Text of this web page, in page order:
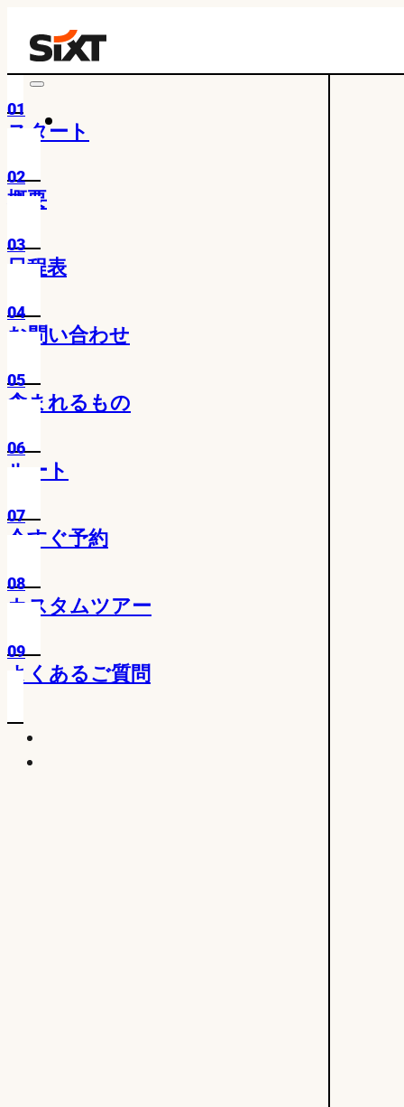
01
スタート
02
概要
03
日程表
04
お問い合わせ
05
含まれるもの
06
ルート
07
今すぐ予約
08
カスタムツアー
09
よくあるご質問